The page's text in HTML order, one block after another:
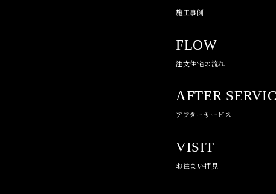
施工事例
FLOW
注文住宅の流れ
AFTER
アフターサービス
VISIT
お住まい拝見